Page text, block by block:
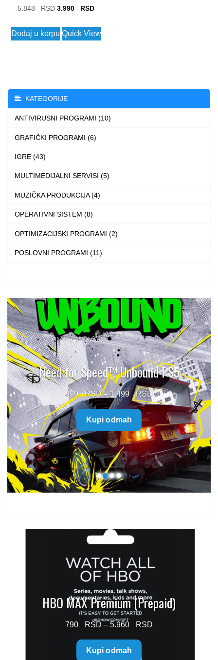
5.848
Original
was:
3.990
Current
is:
Dodaj u korpu Quick View
KATEGORIJE
ANTIVIRUSNI PROGRAMI (10)
GRAFIČKI PROGRAMI (6)
IGRE (43)
MULTIMEDIJALNI SERVISI (5)
MUZIČKA PRODUKCIJA (4)
OPERATIVNI SISTEM (8)
OPTIMIZACIJSKI PROGRAMI (2)
POSLOVNI PROGRAMI (11)
Need for Speed™ Unbound PS5
499 – 1.499
Price
range:
499 $
through
1.499 $
Kupi odmah
HBO MAX Premium (Prepaid)
790 – 5.960
Kupi odmah